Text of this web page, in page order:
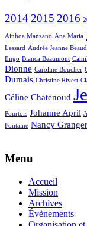
20142015 2016
Ainhoa Manzano Ana Maria
Lessard Audrée Jeanne
Engo Bianca Beaumont
Dionne Caroline Boucher
Dumais Christine Rivest
Céline Chatenoud
Pourtois Johanne April
Fontaine Nancy Granger
Menu
Accueil
Mission
Archives
Évènements